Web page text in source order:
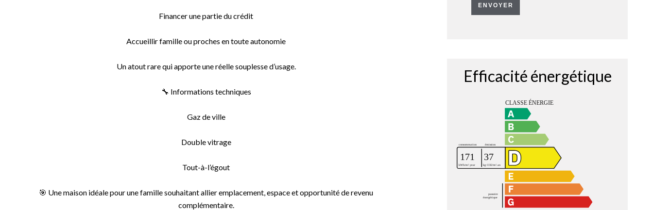
Financer une partie du crédit
Accueillir famille ou proches en toute autonomie
Un atout rare qui apporte une réelle souplesse d’usage.
🔧 Informations techniques
Gaz de ville
Double vitrage
Tout-à-l’égout
🎯 Une maison idéale pour une famille souhaitant allier emplacement, espace et opportunité de revenu
complémentaire.
ENVOYER
Efficacité énergétique